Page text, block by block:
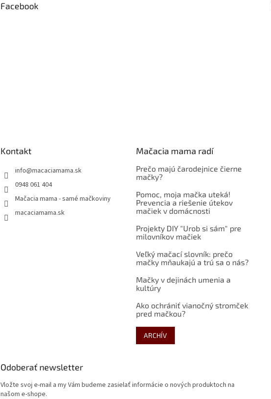
Facebook
Kontakt
info@macaciamama.sk
0948 061 404
Mačacia mama - samé mačkoviny
macaciamama.sk
Mačacia mama radí
Prečo majú čarodejnice čierne
mačky?
Pomoc, moja mačka uteká!
Prevencia a riešenie útekov
mačiek v domácnosti
Projekty DIY "Urob si sám" pre
milovníkov mačiek
Veľký mačací slovník: prečo
mačky mňaukajú a trú sa o nás?
Mačky v dejinách umenia a
kultúry
Ako ochrániť vianočný stromček
pred mačkou?
ARCHÍV
Odoberať newsletter
Vložte svoj e-mail a my Vám budeme zasielať informácie o nových produktoch na
našom e-shope.